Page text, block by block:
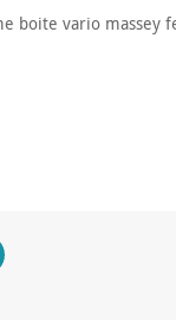
boite vario massey